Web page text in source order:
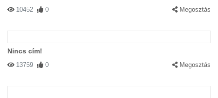
10452 0 Megosztás
Nincs cím!
13759 0 Megosztás